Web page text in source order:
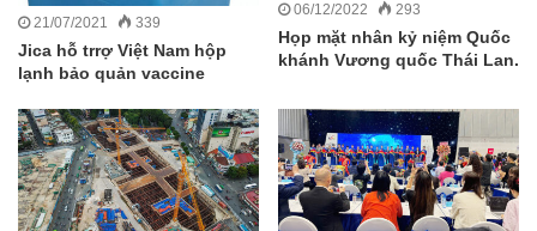
21/07/2021 339
Jica hỗ trrợ Việt Nam hộp
lạnh bảo quản vaccine
06/12/2022 293
Họp mặt nhân kỷ niệm Quốc
khánh Vương quốc Thái Lan.